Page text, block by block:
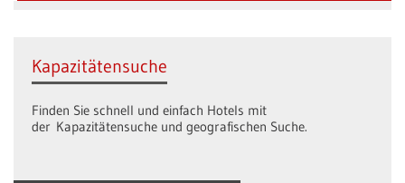
Kapazitätensuche
Finden Sie schnell und einfach Hotels mit
der Kapazitätensuche und geografischen Suche.